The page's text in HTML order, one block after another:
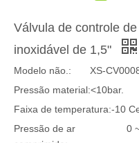
Válvula de controle
inoxidável de 1,5"
Modelo não.:
XS-
Pressão material:<10bar.
Faixa de temperatura:-10
Pressão de ar
0